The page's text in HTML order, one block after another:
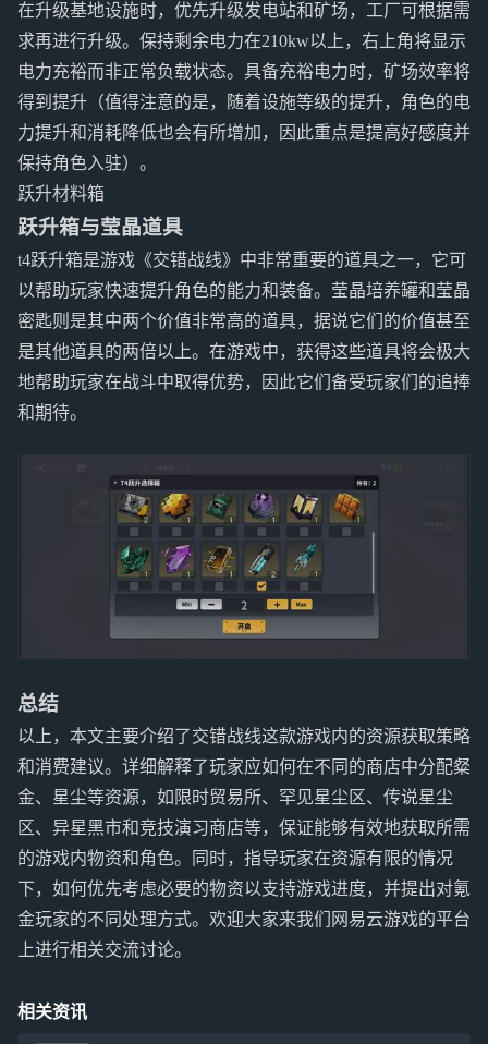
在升级基地设施时，优先升级发电站和矿场，工厂可根据需
求再进行升级。保持剩余电力在210kw以上，右上角将显示
电力充裕而非正常负载状态。具备充裕电力时，矿场效率将
得到提升（值得注意的是，随着设施等级的提升，角色的电
力提升和消耗降低也会有所增加，因此重点是提高好感度并
保持角色入驻）。
跃升材料箱
跃升箱与莹晶道具
t4跃升箱是游戏《交错战线》中非常重要的道具之一，它可
以帮助玩家快速提升角色的能力和装备。莹晶培养罐和莹晶
密匙则是其中两个价值非常高的道具，据说它们的价值甚至
是其他道具的两倍以上。在游戏中，获得这些道具将会极大
地帮助玩家在战斗中取得优势，因此它们备受玩家们的追捧
和期待。
总结
以上，本文主要介绍了交错战线这款游戏内的资源获取策略
和消费建议。详细解释了玩家应如何在不同的商店中分配粲
金、星尘等资源，如限时贸易所、罕见星尘区、传说星尘
区、异星黑市和竞技演习商店等，保证能够有效地获取所需
的游戏内物资和角色。同时，指导玩家在资源有限的情况
下，如何优先考虑必要的物资以支持游戏进度，并提出对氪
金玩家的不同处理方式。欢迎大家来我们网易云游戏的平台
上进行相关交流讨论。
相关资讯